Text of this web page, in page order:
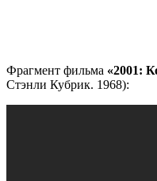
Фрагмент фильма «2001:
Стэнли Кубрик. 1968):